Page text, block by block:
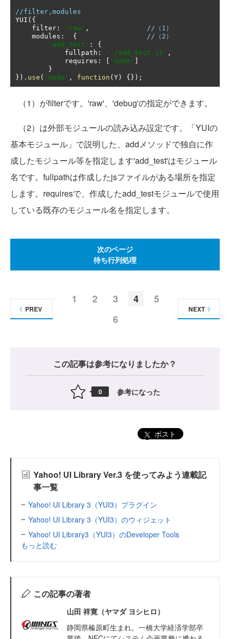
//filter,modules
YUI ({
    filter
: 'raw' ,
//（1）
    modules
: {
//（2）
'add_test' :
{
            fullpath
: './add_test.js' ,
            requires
: 'node'
}
}). use ( 'node' , function ( Y ) {});
（1）がfilterです。'raw'、'debug'の指定ができます。
（2）は外部モジュールの読み込み設定です。「YUIの
基本モジュール」で説明した、addメソッドで独自に作
成したモジュール等を指定します'add_test'はモジュール
名です。fullpathは作成したjsファイルがある場所を指定
します。requiresで、作成したadd_testモジュールで使用
している既存のモジュール名を指定します。
次のページ
待ち行列処理
1 2 3 4
5
6
PREV NEXT
この記事は参考になりましたか？
0 参考になった
ポスト
Yahoo! UI Library Ver.3 を使ってみよう連載記
事一覧
Yahoo! UI Library 3（YUI3）プラグイン
Yahoo! UI Library 3（YUI3）のウィジェット
Yahoo! UI Library3（YUI3）のDeveloper Tools
もっと読む
この記事の著者
山田 祥寛（ヤマダ ヨシヒロ）
静岡県榛原町生まれ。一橋大学経済学部卒